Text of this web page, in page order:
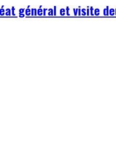
général et visite